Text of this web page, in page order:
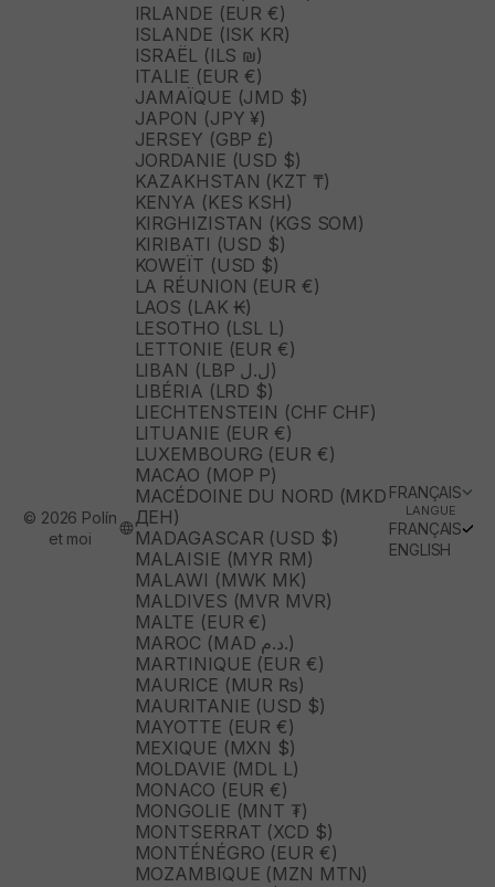
IRLANDE (EUR €)
ISLANDE (ISK KR)
ISRAËL (ILS ₪)
ITALIE (EUR €)
JAMAÏQUE (JMD $)
JAPON (JPY ¥)
JERSEY (GBP £)
JORDANIE (USD $)
KAZAKHSTAN (KZT ₸)
KENYA (KES KSH)
KIRGHIZISTAN (KGS SOM)
KIRIBATI (USD $)
KOWEÏT (USD $)
LA RÉUNION (EUR €)
LAOS (LAK ₭)
LESOTHO (LSL L)
LETTONIE (EUR €)
LIBAN (LBP ل.ل)
LIBÉRIA (LRD $)
LIECHTENSTEIN (CHF CHF)
LITUANIE (EUR €)
LUXEMBOURG (EUR €)
MACAO (MOP P)
MACÉDOINE DU NORD (MKD
ДЕН)
MADAGASCAR (USD $)
MALAISIE (MYR RM)
MALAWI (MWK MK)
MALDIVES (MVR MVR)
MALTE (EUR €)
MAROC (MAD د.م.)
MARTINIQUE (EUR €)
MAURICE (MUR ₨)
MAURITANIE (USD $)
MAYOTTE (EUR €)
MEXIQUE (MXN $)
MOLDAVIE (MDL L)
MONACO (EUR €)
MONGOLIE (MNT ₮)
MONTSERRAT (XCD $)
MONTÉNÉGRO (EUR €)
MOZAMBIQUE (MZN MTN)
FRANÇAIS
LANGUE
FRANÇAIS
ENGLISH
© 2026 Polín
et moi